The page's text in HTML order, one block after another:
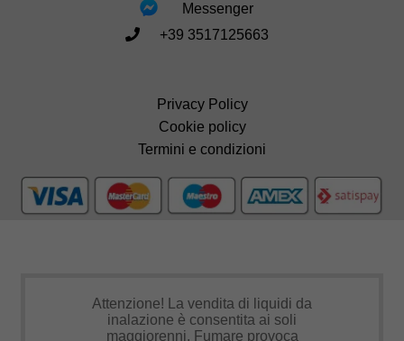
Messenger
+39 3517125663
Privacy Policy
Cookie policy
Termini e condizioni
Attenzione! La vendita di liquidi da
inalazione è consentita ai soli
maggiorenni. Fumare provoca